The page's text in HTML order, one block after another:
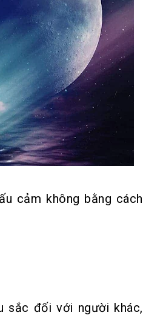
cảm không bằng cách
sắc đối với người khác,